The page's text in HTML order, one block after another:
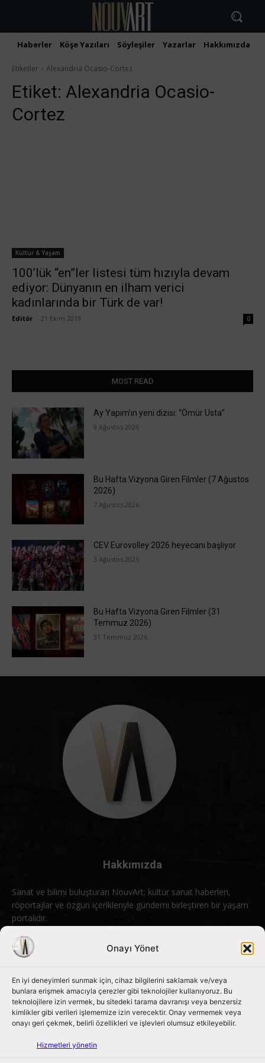
Onayı Yönet
En iyi deneyimleri sunmak için, cihaz bilgilerini saklamak ve/veya
bunlara erişmek amacıyla çerezler gibi teknolojiler kullanıyoruz. Bu
teknolojilere izin vermek, bu sitedeki tarama davranışı veya benzersiz
kimlikler gibi verileri işlememize izin verecektir. Onay vermemek veya
onayı geri çekmek, belirli özellikleri ve işlevleri olumsuz etkileyebilir.
Hizmetleri yönetin
Haberler Köşe Yazıları Söyleşiler Yazarlar Hakkımızda
Etiketler Alexandria Ocasio-Cortez
Etiket: Alexandria Ocasio-
Cortez
Kültür & Yaşam
100’lük “en”ler listesi tüm hızıyla devam
ediyor: Dünyanın en ilham verici
kadınlarında bir Türk de var!
Editör 21 Ekim 2019 0
MOST READ
Ay Yapım’ın yeni dizisi: “Ömür Usta”
9 Ağustos 2026
Bu Hafta Vizyona Giren Filmler (7 Ağustos
2026)
7 Ağustos 2026
CEV Eurovolley 2026 heyecanı başlıyor
3 Ağustos 2026
Bu Hafta Vizyona Giren Filmler (31
Temmuz 2026)
31 Temmuz 2026
Hakkımızda
Sanat ve bilimi buluşturan NouvArt; kültür sanat haberleri,
röportajlar ve özgün içerikleriyle gündemi birleştiren bir yaşam
portalıdır.
Bizimle iletişime geçin: info@nouvart.net
Bizi Takip Edin